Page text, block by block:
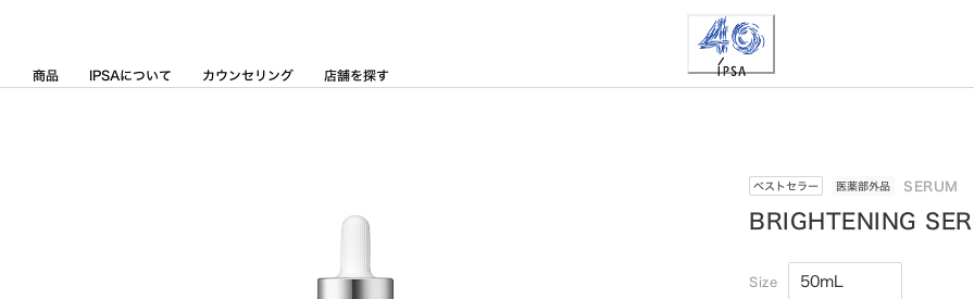
商品 IPSAについて カウンセリング 店舗を探す
ベストセラー 医薬部外品 SERUM
BRIGHTENING
Size